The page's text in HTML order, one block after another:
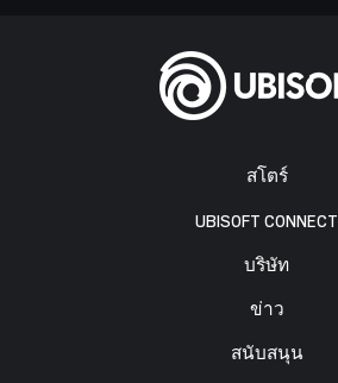
สโตร์
UBISOFT CONNECT
บริษัท
ข่าว
สนับสนุน